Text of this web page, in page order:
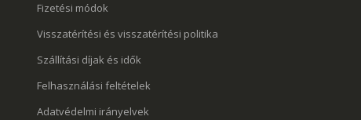
Fizetési módok
Visszatérítési és visszatérítési politika
Szállítási díjak és idők
Felhasználási feltételek
Adatvédelmi irányelvek